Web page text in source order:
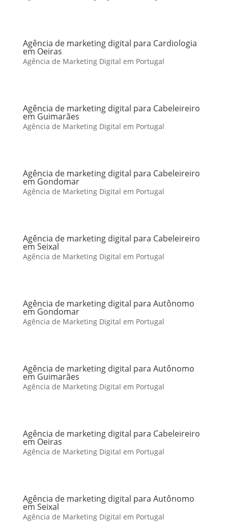
Agência de marketing digital para Cardiologia
em Oeiras
Agência de Marketing Digital em Portugal
Agência de marketing digital para Cabeleireiro
em Guimarães
Agência de Marketing Digital em Portugal
Agência de marketing digital para Cabeleireiro
em Gondomar
Agência de Marketing Digital em Portugal
Agência de marketing digital para Cabeleireiro
em Seixal
Agência de Marketing Digital em Portugal
Agência de marketing digital para Autônomo
em Gondomar
Agência de Marketing Digital em Portugal
Agência de marketing digital para Autônomo
em Guimarães
Agência de Marketing Digital em Portugal
Agência de marketing digital para Cabeleireiro
em Oeiras
Agência de Marketing Digital em Portugal
Agência de marketing digital para Autônomo
em Seixal
Agência de Marketing Digital em Portugal